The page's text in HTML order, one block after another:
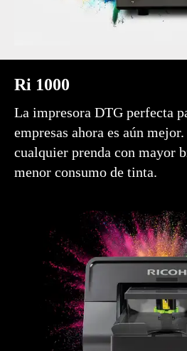
Ri 1000
La impresora DTG perfecta
empresas ahora es aún
cualquier prenda con mayor
menor consumo de tinta.